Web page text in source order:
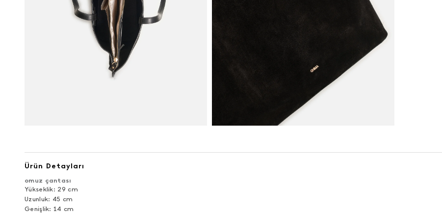
Ürün Detayları
omuz çantası
Yükseklik: 29 cm
Uzunluk: 45 cm
Genişlik: 14 cm